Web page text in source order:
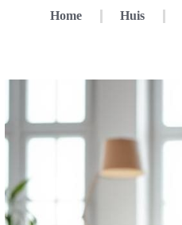
Home Huis